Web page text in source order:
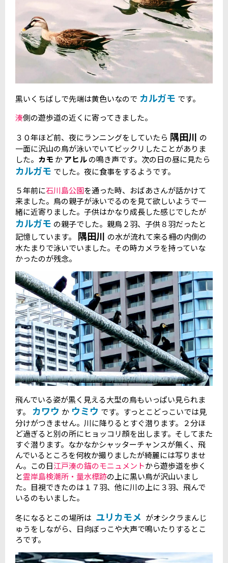
黒いくちばしで先端は黄色いなので カルガモ です。
湊側の遊歩道の近くに寄ってきました。
３０年ほど前、夜にランニングをしていたら 隅田川 の
一面に沢山の鳥が泳いでいてビックリしたことがありま
した。 カモ かアヒルの鳴き声です。次の日の昼に見たら
カルガモ でした。夜に食事をするようです。
５年前に石川島公園を通った時、おばあさんが話かけて
来ました。鳥の親子が泳いでるのを見て欲しいようで一
緒に近寄りました。子供はかなり成長した感じでしたが
カルガモ の親子でした。親鳥２羽、子供８羽だったと
記憶しています。
隅田川 の水が流れて来る柵の内側の
水たまりで泳いでいました。その時カメラを持っていな
かったのが残念。
飛んでいる姿が黒く見える大型の鳥もいっぱい見られま
す。
カワウ か ウミウ です。すっとこどっこいでは見
分けがつきません。川に降りるとすぐ潜ります。２分ほ
ど過ぎると別の所にヒョッコリ顔を出します。そしてまた
すぐ潜ります。なかなかシャッターチャンスが無く、飛
んでいるところを何枚か撮りましたが綺麗には写りませ
ん。この日江戸湊の錨のモニュメントから遊歩道を歩く
と霊岸島検潮所・量水標跡の上に黒い鳥が沢山いまし
た。目視できたのは１７羽、他に川の上に３羽、飛んで
いるのもいました。
冬になるとこの場所は ユリカモメ がオシクラまんじ
ゅうをしながら、日向ぼっこや大声で鳴いたりするとこ
ろです。